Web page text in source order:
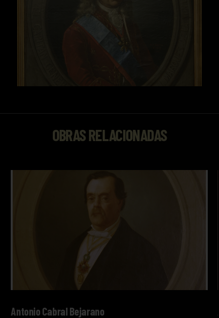
OBRAS RELACIONADAS
Antonio Cabral Bejarano